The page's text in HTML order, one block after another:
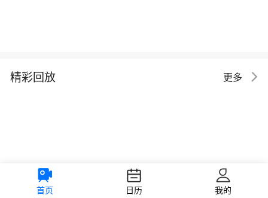
精彩回放 更多
首页 日历 我的